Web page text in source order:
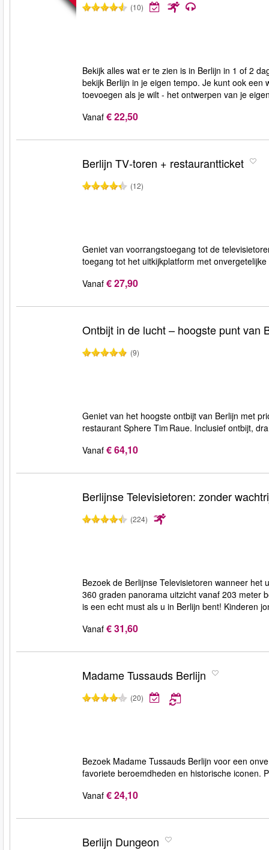
(10)
Bekijk alles wat er te zien is in Berlijn in 1 of 2
bekijk Berlijn in je eigen tempo. Je kunt ook
toevoegen als je wilt - het ontwerpen van je
Vanaf € 22,50
Berlijn TV‑toren + restaurantticket
(12)
Geniet van voorrangstoegang tot de
toegang tot het uitkijkplatform met
Vanaf € 27,90
Ontbijt in de lucht – hoogste punt van
(9)
Geniet van het hoogste ontbijt van Berlijn met
restaurant Sphere Tim Raue. Inclusief ontbijt,
Vanaf € 64,10
Berlijnse Televisietoren: zonder
(224)
Bezoek de Berlijnse Televisietoren wanneer
360 graden panorama uitzicht vanaf 203 meter
is een echt must als u in Berlijn bent! Kinderen
Vanaf € 31,60
Madame Tussauds Berlijn
(20)
Bezoek Madame Tussauds Berlijn voor een
favoriete beroemdheden en historische iconen.
Vanaf € 24,10
Berlijn Dungeon